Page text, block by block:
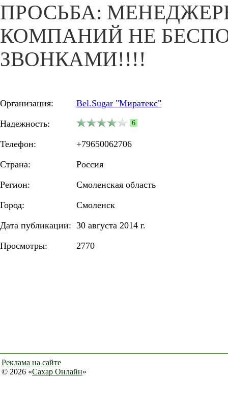
ПРОСЬБА:
КОМПАНИЙ НЕ
ЗВОНКАМИ!!!!
Организация:
Bel.Sugar "Миратекс"
Надежность:
6
Телефон:
+79650062706
Страна:
Россия
Регион:
Смоленская область
Город:
Смоленск
Дата публикации: 30 августа 2014 г.
Просмотры:
2770
Реклама на сайте
© 2026 «Сахар Онлайн»